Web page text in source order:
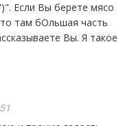
Если Вы берете мясо
там бОльшая часть
Вы. Я такое